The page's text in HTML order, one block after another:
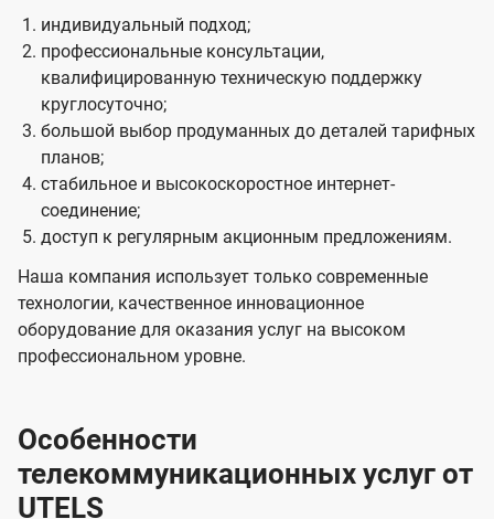
индивидуальный подход;
профессиональные консультации,
квалифицированную техническую поддержку
круглосуточно;
большой выбор продуманных до деталей тарифных
планов;
стабильное и высокоскоростное интернет-
соединение;
доступ к регулярным акционным предложениям.
Наша компания использует только современные
технологии, качественное инновационное
оборудование для оказания услуг на высоком
профессиональном уровне.
Особенности
телекоммуникационных услуг от
UTELS